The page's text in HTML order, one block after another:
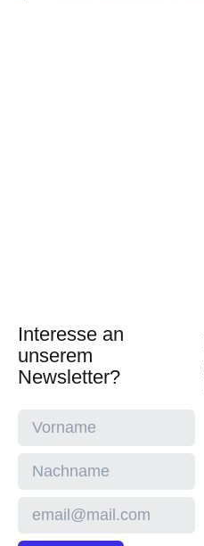
Interesse an
unserem
Newsletter?